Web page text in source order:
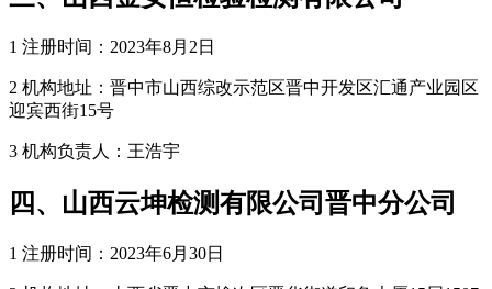
1 注册时间：2023年8月2日
2 机构地址：晋中市山西综改示范区晋中开发区汇通产业园区
迎宾西街15号
3 机构负责人：王浩宇
四、山西云坤检测有限公司晋中分公司
1 注册时间：2023年6月30日